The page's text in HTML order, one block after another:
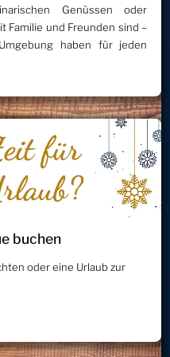
Genüssen oder
Familie und Freunden sind –
haben für jeden
buchen
oder eine Urlaub zur